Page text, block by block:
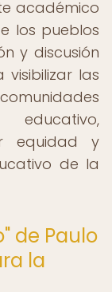
académico
los pueblos
y discusión
visibilizar las
equidad y
de la
de Paulo
la